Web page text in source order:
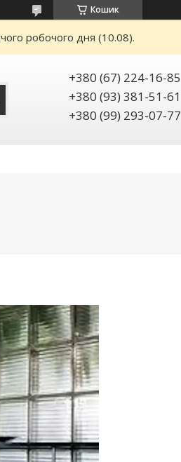
Кошик
робочого дня (10.08).
+380 (67) 224-16-85
+380 (93) 381-51-61
+380 (99) 293-07-77